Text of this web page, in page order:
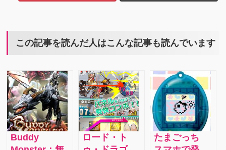
この記事を読んだ人はこんな記事も読んでいます
Buddy
ロード・ト
たまごっち